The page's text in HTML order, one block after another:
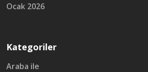
Ocak 2026
Kategoriler
Araba ile